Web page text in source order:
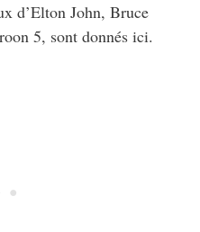
d’Elton John, Bruce
5, sont donnés ici.